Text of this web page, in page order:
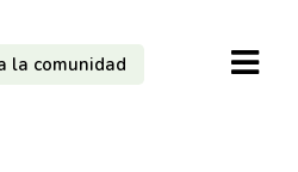
la comunidad